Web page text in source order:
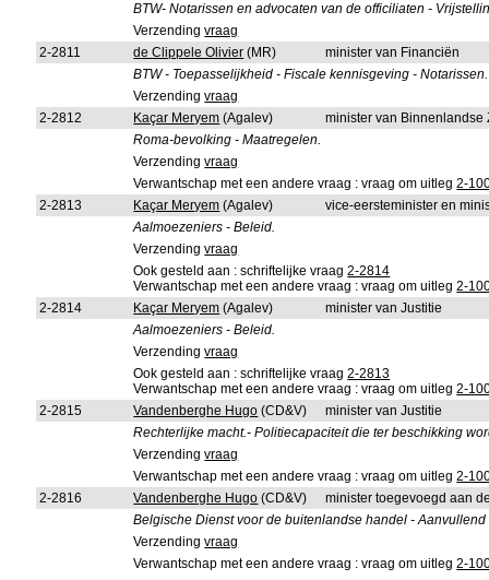
BTW- Notarissen en advocaten van de officiliaten -
Verzendingvraag
2-2811
de Clippele Olivier (MR)
minister van Financiën
BTW - Toepasselijkheid - Fiscale kennisgeving - Notarissen.
Verzendingvraag
2-2812
Kaçar Meryem (Agalev)
minister van Binnenlandse
Roma-bevolking - Maatregelen.
Verzendingvraag
Verwantschap met een andere vraag : vraag om uitleg2-
2-2813
Kaçar Meryem (Agalev)
vice-eersteminister en
Aalmoezeniers - Beleid.
Verzendingvraag
Ook gesteld aan : schriftelijke vraag2-2814
Verwantschap met een andere vraag : vraag om uitleg2-
2-2814
Kaçar Meryem (Agalev)
minister van Justitie
Aalmoezeniers - Beleid.
Verzendingvraag
Ook gesteld aan : schriftelijke vraag2-2813
Verwantschap met een andere vraag : vraag om uitleg2-
2-2815
Vandenberghe Hugo (CD&V)
minister van Justitie
Rechterlijke macht.- Politiecapaciteit die ter beschikking
Verzendingvraag
Verwantschap met een andere vraag : vraag om uitleg2-
2-2816
Vandenberghe Hugo (CD&V)
minister toegevoegd aan
Belgische Dienst voor de buitenlandse handel -
Verzendingvraag
Verwantschap met een andere vraag : vraag om uitleg2-